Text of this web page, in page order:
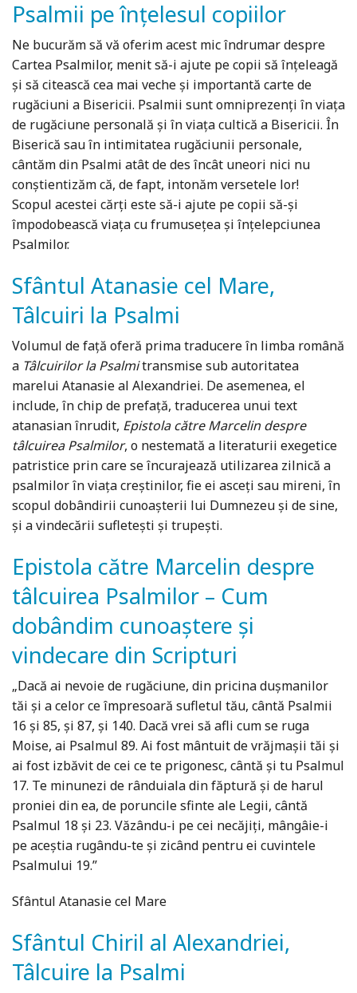
Psalmii pe înțelesul copiilor
Ne bucurăm să vă oferim acest mic îndrumar despre
Cartea Psalmilor, menit să-i ajute pe copii să înțeleagă
și să citească cea mai veche și importantă carte de
rugăciuni a Bisericii. Psalmii sunt omniprezenți în viața
de rugăciune personală şi în viața cultică a Bisericii. În
Biserică sau în intimitatea rugăciunii personale,
cântăm din Psalmi atât de des încât uneori nici nu
conştientizăm că, de fapt, intonăm versetele lor!
Scopul acestei cărți este să-i ajute pe copii să-şi
împodobească viața cu frumusețea şi înțelepciunea
Psalmilor.
Sfântul Atanasie cel Mare,
Tâlcuiri la Psalmi
Volumul de faţă oferă prima traducere în limba română
a Tâlcuirilor la Psalmitransmise sub autoritatea
marelui Atanasie al Alexandriei. De asemenea, el
include, în chip de prefaţă, traducerea unui text
atanasian înrudit, Epistola către Marcelin despre
tâlcuirea Psalmilor, o nestemată a literaturii exegetice
patristice prin care se încurajează utilizarea zilnică a
psalmilor în viaţa creştinilor, fie ei asceţi sau mireni, în
scopul dobândirii cunoaşterii lui Dumnezeu şi de sine,
şi a vindecării sufleteşti şi trupeşti.
Epistola către Marcelin despre
tâlcuirea Psalmilor – Cum
dobândim cunoaștere și
vindecare din Scripturi
„Dacă ai nevoie de rugăciune, din pricina dușmanilor
tăi și a celor ce împresoară sufletul tău, cântă Psalmii
16 și 85, și 87, și 140. Dacă vrei să afli cum se ruga
Moise, ai Psalmul 89. Ai fost mântuit de vrăjmașii tăi și
ai fost izbăvit de cei ce te prigonesc, cântă și tu Psalmul
17. Te minunezi de rânduiala din făptură și de harul
proniei din ea, de poruncile sfinte ale Legii, cântă
Psalmul 18 și 23. Văzându-i pe cei necăjiți, mângâie-i
pe aceștia rugându-te și zicând pentru ei cuvintele
Psalmului 19.”
Sfântul Atanasie cel Mare
Sfântul Chiril al Alexandriei,
Tâlcuire la Psalmi